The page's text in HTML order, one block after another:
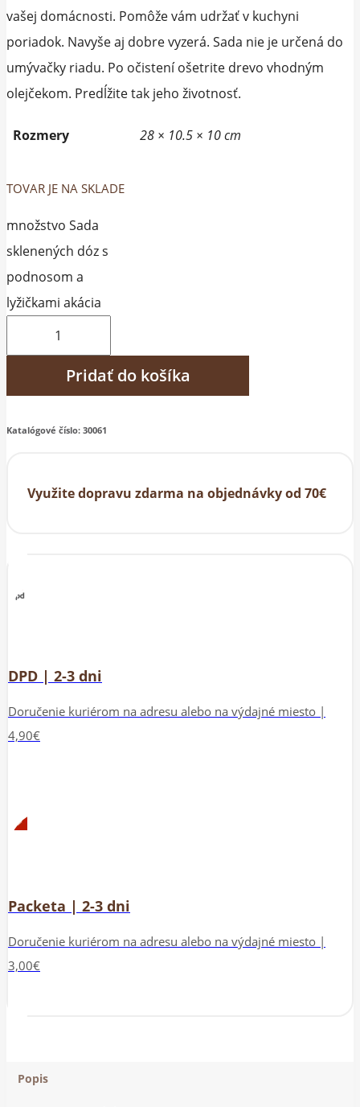
vašej domácnosti. Pomôže vám udržať v kuchyni
poriadok. Navyše aj dobre vyzerá. Sada nie je určená do
umývačky riadu. Po očistení ošetrite drevo vhodným
olejčekom. Predĺžite tak jeho životnosť.
Rozmery 28 × 10.5 × 10 cm
TOVAR JE NA SKLADE
množstvo Sada
sklenených dóz s
podnosom a
lyžičkami akácia
Pridať do košíka
Katalógové číslo: 30061
Využite dopravu zdarma na objednávky od 70€
DPD | 2-3 dni
Doručenie kuriérom na adresu alebo na výdajné miesto |
4,90€
Packeta | 2-3 dni
Doručenie kuriérom na adresu alebo na výdajné miesto |
3,00€
Popis